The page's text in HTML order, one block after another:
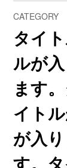
CATEGORY
タイ
ルが
ます
イト
が入
す。